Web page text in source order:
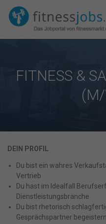
FITNESS &
DEIN PROFIL
Du bist ein wahres
Vertrieb
Du hast im Idealfall
Dienstleistungsbranche
Du bist rhetorisch
Gesprächspartner begeistern